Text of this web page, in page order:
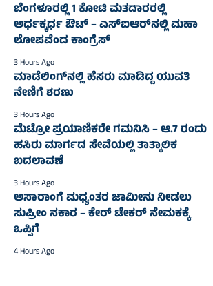
ಬೆಂಗಳೂರಲ್ಲಿ 1 ಕೋಟಿ ಮತದಾರರಲ್ಲಿ
ಅರ್ಧಕ್ಕರ್ಧ ಔಟ್ – ಎಸ್‌ಐಆರ್‌ನಲ್ಲಿ ಮಹಾ
ಲೋಪವೆಂದ ಕಾಂಗ್ರೆಸ್
3 Hours Ago
ಮಾಡೆಲಿಂಗ್‌ನಲ್ಲಿ ಹೆಸರು ಮಾಡಿದ್ದ ಯುವತಿ
ನೇಣಿಗೆ ಶರಣು
3 Hours Ago
ಮೆಟ್ರೋ ಪ್ರಯಾಣಿಕರೇ ಗಮನಿಸಿ – ಆ.7 ರಂದು
ಹಸಿರು ಮಾರ್ಗದ ಸೇವೆಯಲ್ಲಿ ತಾತ್ಕಾಲಿಕ
ಬದಲಾವಣೆ
3 Hours Ago
ಅಸಾರಾಂಗೆ ಮಧ್ಯಂತರ ಜಾಮೀನು ನೀಡಲು
ಸುಪ್ರೀಂ ನಕಾರ – ಕೇರ್ ಟೇಕರ್ ನೇಮಕಕ್ಕೆ
ಒಪ್ಪಿಗೆ
4 Hours Ago